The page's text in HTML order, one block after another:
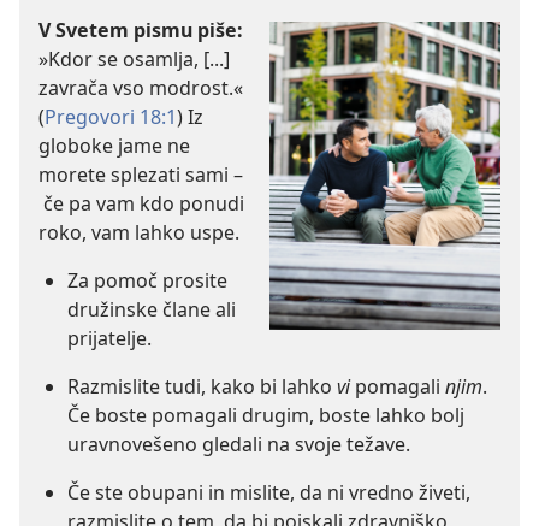
V Svetem pismu piše:
»Kdor se osamlja, [...]
zavrača vso modrost.«
(Pregovori 18:1) Iz
globoke jame ne
morete splezati sami –
če pa vam kdo ponudi
roko, vam lahko uspe.
Za pomoč prosite
družinske člane ali
prijatelje.
Razmislite tudi, kako bi lahko vipomagali njim.
Če boste pomagali drugim, boste lahko bolj
uravnovešeno gledali na svoje težave.
Če ste obupani in mislite, da ni vredno živeti,